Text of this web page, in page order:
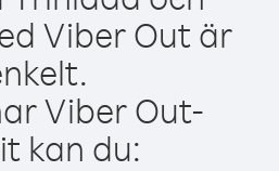
Viber Out är
Viber Out-
kan du: